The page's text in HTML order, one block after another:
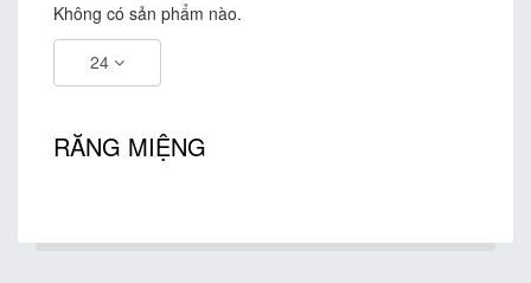
Không có sản phẩm nào.
24
RĂNG MIỆNG